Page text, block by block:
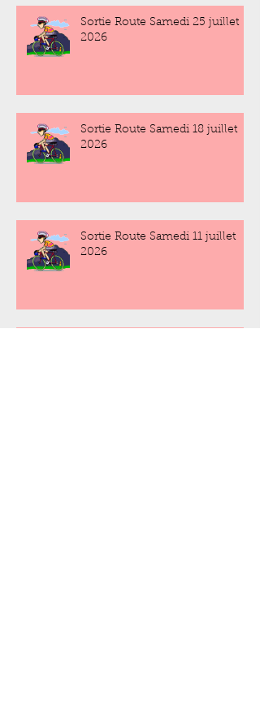
Sortie Route Samedi 25 juillet
2026
Sortie Route Samedi 18 juillet
2026
Sortie Route Samedi 11 juillet
2026